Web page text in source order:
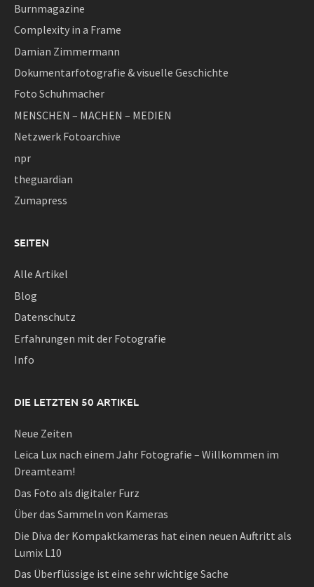
Burnmagazine
Complexity in a Frame
Damian Zimmermann
Dokumentarfotografie & visuelle Geschichte
Foto Schuhmacher
MENSCHEN – MACHEN – MEDIEN
Netzwerk Fotoarchive
npr
theguardian
Zumapress
SEITEN
Alle Artikel
Blog
Datenschutz
Erfahrungen mit der Fotografie
Info
DIE LETZTEN 50 ARTIKEL
Neue Zeiten
Leica Lux nach einem Jahr Fotografie – Willkommen im
Dreamteam!
Das Foto als digitaler Furz
Über das Sammeln von Kameras
Die Diva der Kompaktkameras hat einen neuen Auftritt als
Lumix L10
Das Überflüssige ist eine sehr wichtige Sache